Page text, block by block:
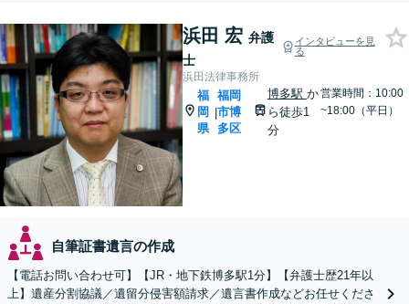
浜田 宏 弁護
士
インタビューを見
る
浜田法律事務所
福
岡
県
|
福岡
市博
多区
博多駅 か
ら徒歩1
分
営業時間：10:00
~18:00（平日）
自筆証書遺言の作成
【電話お問い合わせ可】【JR・地下鉄博多駅1分】【弁護士歴21年以
上】遺産分割協議／遺留分侵害額請求／遺言書作成などお任せくださ